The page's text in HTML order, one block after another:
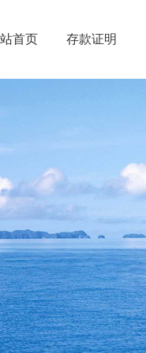
首页 存款证明